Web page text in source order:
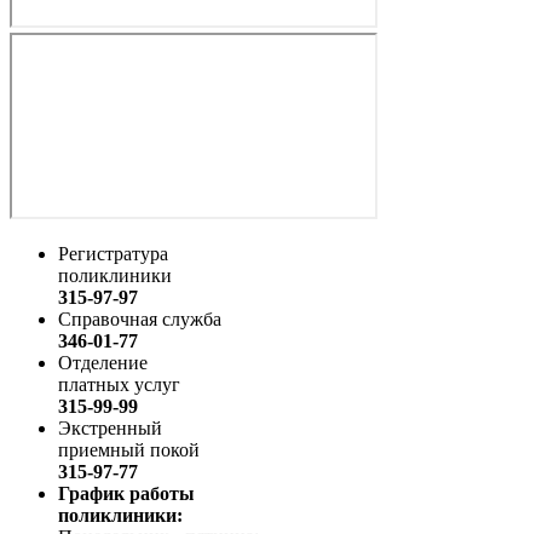
Регистратура
поликлиники
315-97-97
Справочная служба
346-01-77
Отделение
платных услуг
315-99-99
Экстренный
приемный покой
315-97-77
График работы
поликлиники: